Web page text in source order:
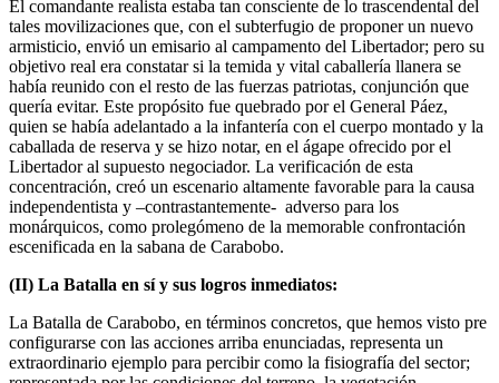
El comandante realista estaba tan consciente de lo trascendental del
tales movilizaciones que, con el subterfugio de proponer un nuevo
armisticio, envió un emisario al campamento del Libertador; pero su
objetivo real era constatar si la temida y vital caballería llanera se
había reunido con el resto de las fuerzas patriotas, conjunción que
quería evitar. Este propósito fue quebrado por el General Páez,
quien se había adelantado a la infantería con el cuerpo montado y la
caballada de reserva y se hizo notar, en el ágape ofrecido por el
Libertador al supuesto negociador. La verificación de esta
concentración, creó un escenario altamente favorable para la causa
independentista y –contrastantemente- adverso para los
monárquicos, como prolegómeno de la memorable confrontación
escenificada en la sabana de Carabobo.
(II) La Batalla en sí y sus logros inmediatos:
La Batalla de Carabobo, en términos concretos, que hemos visto pre
configurarse con las acciones arriba enunciadas, representa un
extraordinario ejemplo para percibir como la fisiografía del sector;